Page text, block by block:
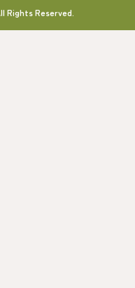
Rights Reserved.